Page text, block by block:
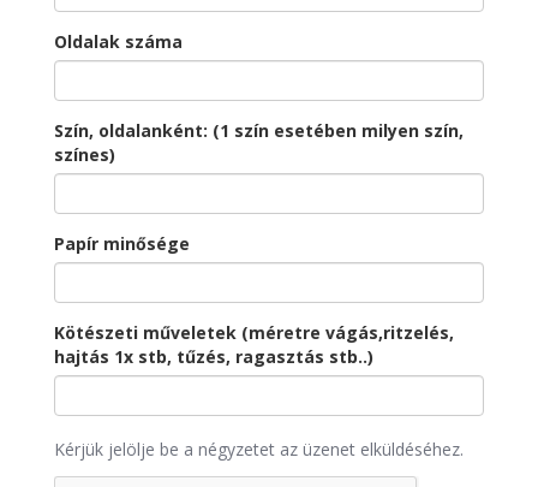
Oldalak száma
Szín, oldalanként: (1 szín esetében milyen szín,
színes)
Papír minősége
Kötészeti műveletek (méretre vágás,ritzelés,
hajtás 1x stb, tűzés, ragasztás stb..)
Kérjük jelölje be a négyzetet az üzenet elküldéséhez.